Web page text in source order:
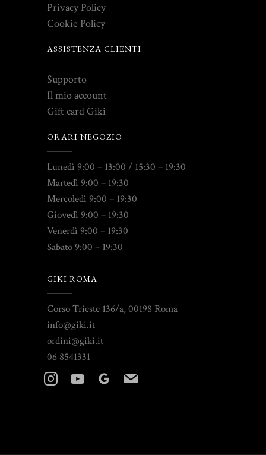
Privacy Policy
Cookie Policy
ASSISTENZA CLIENTI
Supporto
Il mio account
Gift card Giki
ORARI NEGOZIO
Lunedì 9:00 – 13:00 / 15:30 – 19:30
Martedì 9:00 – 19:30
Mercoledì 9:00 – 19:30
Giovedì 9:00 – 19:30
Venerdì 9:00 – 19:30
Sabato 9:00 – 19:30
GIKI ROMA
Corso Trieste 136/a, 00198 Roma
info@giki.it
ordini@giki.it
06 8541331
instagramyoutubegoogleplus
mail